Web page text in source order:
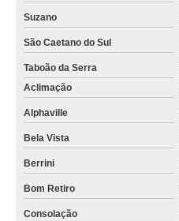
Suzano
São Caetano do Sul
Taboão da Serra
Aclimação
Alphaville
Bela Vista
Berrini
Bom Retiro
Consolação